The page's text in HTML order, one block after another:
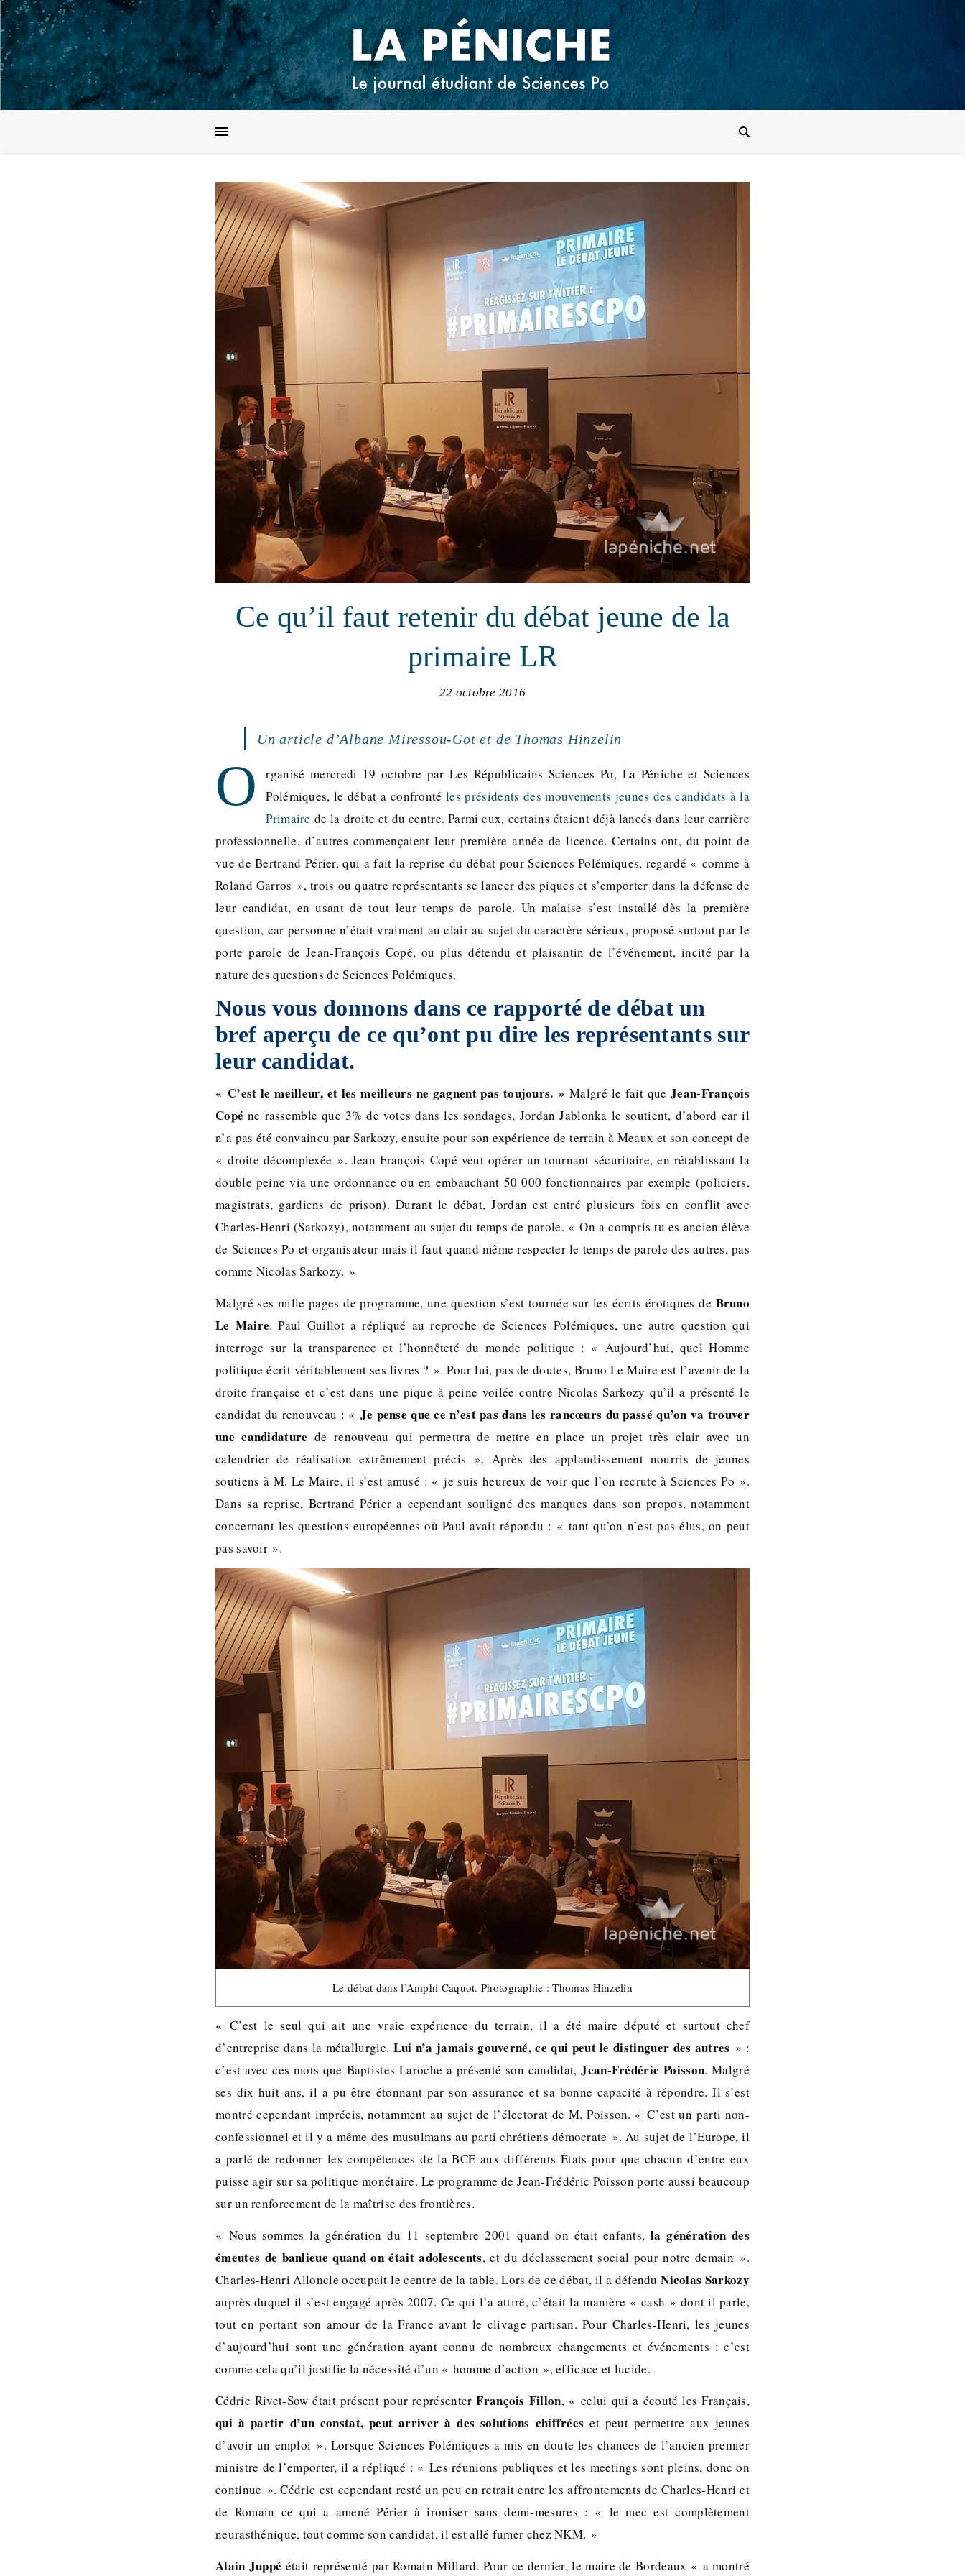
Ce qu’il faut retenir du débat jeune de la
primaire LR
22 octobre 2016
Un article d’Albane Miressou-Gotet de Thomas Hinzelin
O
rganisé mercredi 19 octobre par Les Républicains Sciences Po, La Péniche et Sciences
Polémiques, le débat a confrontéles présidents des mouvements jeunes des candidats à la
Primaire de la droite et du centre. Parmi eux, certains étaient déjà lancés dans leur carrière
professionnelle, d’autres commençaient leur première année de licence. Certains ont, du point de
vue de Bertrand Périer, qui a fait la reprise du débat pour Sciences Polémiques, regardé « comme à
Roland Garros », trois ou quatre représentants se lancer des piques et s’emporter dans la défense de
leur candidat, en usant de tout leur temps de parole. Un malaise s’est installé dès la première
question, car personne n’était vraiment au clair au sujet du caractère sérieux, proposé surtout par le
porte parole de Jean-François Copé, ou plus détendu et plaisantin de l’événement, incité par la
nature des questions de Sciences Polémiques.
Nous vous donnons dans ce rapporté de débat un
bref aperçu de ce qu’ont pu dire les représentants sur
leur candidat.
« C’est le meilleur, et les meilleurs ne gagnent pas toujours. » Malgré le fait queJean-François
Copé ne rassemble que 3% de votes dans les sondages, Jordan Jablonka le soutient, d’abord car il
n’a pas été convaincu par Sarkozy, ensuite pour son expérience de terrain à Meaux et son concept de
« droite décomplexée ». Jean-François Copé veut opérer un tournant sécuritaire, en rétablissant la
double peine via une ordonnance ou en embauchant 50 000 fonctionnaires par exemple (policiers,
magistrats, gardiens de prison). Durant le débat, Jordan est entré plusieurs fois en conflit avec
Charles-Henri (Sarkozy), notamment au sujet du temps de parole. « On a compris tu es ancien élève
de Sciences Po et organisateur mais il faut quand même respecter le temps de parole des autres, pas
comme Nicolas Sarkozy. »
Malgré ses mille pages de programme, une question s’est tournée sur les écrits érotiques de Bruno
Le Maire. Paul Guillot a répliqué au reproche de Sciences Polémiques, une autre question qui
interroge sur la transparence et l’honnêteté du monde politique : « Aujourd’hui, quel Homme
politique écrit véritablement ses livres ? ». Pour lui, pas de doutes, Bruno Le Maire est l’avenir de la
droite française et c’est dans une pique à peine voilée contre Nicolas Sarkozy qu’il a présenté le
candidat du renouveau : « Je pense que ce n’est pas dans les rancœurs du passé qu’on va trouver
une candidature de renouveau qui permettra de mettre en place un projet très clair avec un
calendrier de réalisation extrêmement précis ». Après des applaudissement nourris de jeunes
soutiens à M. Le Maire, il s’est amusé : « je suis heureux de voir que l’on recrute à Sciences Po ».
Dans sa reprise, Bertrand Périer a cependant souligné des manques dans son propos, notamment
concernant les questions européennes où Paul avait répondu : « tant qu’on n’est pas élus, on peut
pas savoir ».
Le débat dans l’Amphi Caquot. Photographie : Thomas Hinzelin
« C’est le seul qui ait une vraie expérience du terrain, il a été maire député et surtout chef
d’entreprise dans la métallurgie. Lui n’a jamais gouverné, ce qui peut le distinguer des autres » :
c’est avec ces mots que Baptistes Laroche a présenté son candidat,Jean-Frédéric Poisson. Malgré
ses dix-huit ans, il a pu être étonnant par son assurance et sa bonne capacité à répondre. Il s’est
montré cependant imprécis, notamment au sujet de l’électorat de M. Poisson. « C’est un parti non-
confessionnel et il y a même des musulmans au parti chrétiens démocrate ». Au sujet de l’Europe, il
a parlé de redonner les compétences de la BCE aux différents États pour que chacun d’entre eux
puisse agir sur sa politique monétaire. Le programme de Jean-Frédéric Poisson porte aussi beaucoup
sur un renforcement de la maîtrise des frontières.
« Nous sommes la génération du 11 septembre 2001 quand on était enfants, la génération des
émeutes de banlieue quand on était adolescents, et du déclassement social pour notre demain ».
Charles-Henri Alloncle occupait le centre de la table. Lors de ce débat, il a défenduNicolas Sarkozy
auprès duquel il s’est engagé après 2007. Ce qui l’a attiré, c’était la manière « cash » dont il parle,
tout en portant son amour de la France avant le clivage partisan. Pour Charles-Henri, les jeunes
d’aujourd’hui sont une génération ayant connu de nombreux changements et événements : c’est
comme cela qu’il justifie la nécessité d’un « homme d’action », efficace et lucide.
Cédric Rivet-Sow était présent pour représenterFrançois Fillon, « celui qui a écouté les Français,
qui à partir d’un constat,peut arriver à des solutions chiffrées et peut permettre aux jeunes
d’avoir un emploi ». Lorsque Sciences Polémiques a mis en doute les chances de l’ancien premier
ministre de l’emporter, il a répliqué : « Les réunions publiques et les meetings sont pleins, donc on
continue ». Cédric est cependant resté un peu en retrait entre les affrontements de Charles-Henri et
de Romain ce qui a amené Périer à ironiser sans demi-mesures : « le mec est complètement
neurasthénique, tout comme son candidat, il est allé fumer chez NKM. »
Alain Juppé était représenté par Romain Millard. Pour ce dernier, le maire de Bordeaux « a montré